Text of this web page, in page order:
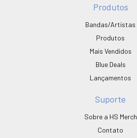
Produtos
Bandas/Artistas
Produtos
Mais Vendidos
Blue Deals
Lançamentos
Suporte
Sobre a HS Merch
Contato